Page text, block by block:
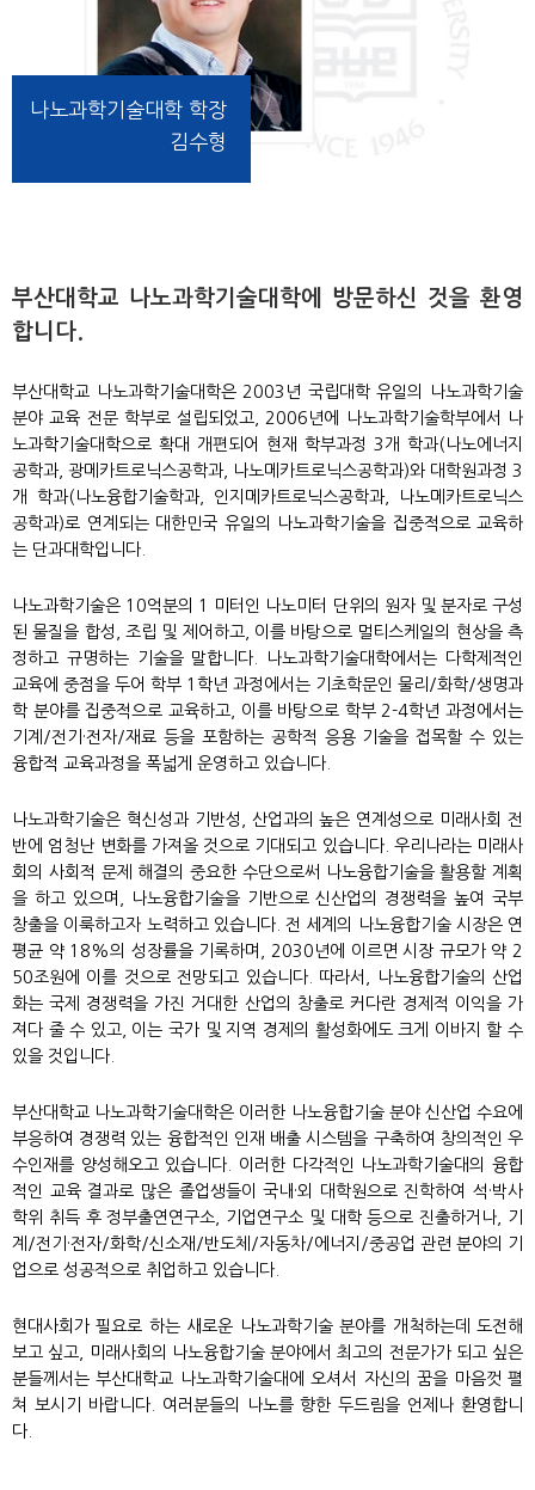
나노과학기술대학 학장
김수형
부산대학교 나노과학기술대학에 방문하신 것을 환영
합니다.
부산대학교 나노과학기술대학은 2003년 국립대학 유일의 나노과학기술
분야 교육 전문 학부로 설립되었고, 2006년에 나노과학기술학부에서 나
노과학기술대학으로 확대 개편되어 현재 학부과정 3개 학과(나노에너지
공학과, 광메카트로닉스공학과, 나노메카트로닉스공학과)와 대학원과정 3
개 학과(나노융합기술학과, 인지메카트로닉스공학과, 나노메카트로닉스
공학과)로 연계되는 대한민국 유일의 나노과학기술을 집중적으로 교육하
는 단과대학입니다.
나노과학기술은 10억분의 1 미터인 나노미터 단위의 원자 및 분자로 구성
된 물질을 합성, 조립 및 제어하고, 이를 바탕으로 멀티스케일의 현상을 측
정하고 규명하는 기술을 말합니다. 나노과학기술대학에서는 다학제적인
교육에 중점을 두어 학부 1학년 과정에서는 기초학문인 물리/화학/생명과
학 분야를 집중적으로 교육하고, 이를 바탕으로 학부 2-4학년 과정에서는
기계/전기·전자/재료 등을 포함하는 공학적 응용 기술을 접목할 수 있는
융합적 교육과정을 폭넓게 운영하고 있습니다.
나노과학기술은 혁신성과 기반성, 산업과의 높은 연계성으로 미래사회 전
반에 엄청난 변화를 가져올 것으로 기대되고 있습니다. 우리나라는 미래사
회의 사회적 문제 해결의 중요한 수단으로써 나노융합기술을 활용할 계획
을 하고 있으며, 나노융합기술을 기반으로 신산업의 경쟁력을 높여 국부
창출을 이룩하고자 노력하고 있습니다. 전 세계의 나노융합기술 시장은 연
평균 약 18%의 성장률을 기록하며, 2030년에 이르면 시장 규모가 약 2
50조원에 이를 것으로 전망되고 있습니다. 따라서, 나노융합기술의 산업
화는 국제 경쟁력을 가진 거대한 산업의 창출로 커다란 경제적 이익을 가
져다 줄 수 있고, 이는 국가 및 지역 경제의 활성화에도 크게 이바지 할 수
있을 것입니다.
부산대학교 나노과학기술대학은 이러한 나노융합기술 분야 신산업 수요에
부응하여 경쟁력 있는 융합적인 인재 배출 시스템을 구축하여 창의적인 우
수인재를 양성해오고 있습니다. 이러한 다각적인 나노과학기술대의 융합
적인 교육 결과로 많은 졸업생들이 국내·외 대학원으로 진학하여 석·박사
학위 취득 후 정부출연연구소, 기업연구소 및 대학 등으로 진출하거나, 기
계/전기·전자/화학/신소재/반도체/자동차/에너지/중공업 관련 분야의 기
업으로 성공적으로 취업하고 있습니다.
현대사회가 필요로 하는 새로운 나노과학기술 분야를 개척하는데 도전해
보고 싶고, 미래사회의 나노융합기술 분야에서 최고의 전문가가 되고 싶은
분들께서는 부산대학교 나노과학기술대에 오셔서 자신의 꿈을 마음껏 펼
쳐 보시기 바랍니다. 여러분들의 나노를 향한 두드림을 언제나 환영합니
다.